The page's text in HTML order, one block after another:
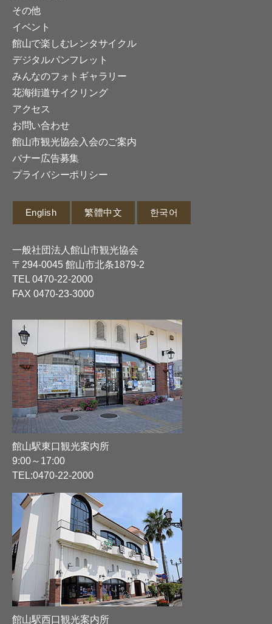
その他
イベント
館山で楽しむレンタサイクル
デジタルパンフレット
みんなのフォトギャラリー
花海街道サイクリング
アクセス
お問い合わせ
館山市観光協会入会のご案内
バナー広告募集
プライバシーポリシー
English 繁體中文 한국어
一般社団法人館山市観光協会
〒294-0045 館山市北条1879-2
TEL 0470-22-2000
FAX 0470-23-3000
館山駅東口観光案内所
9:00～17:00
TEL:0470-22-2000
館山駅西口観光案内所